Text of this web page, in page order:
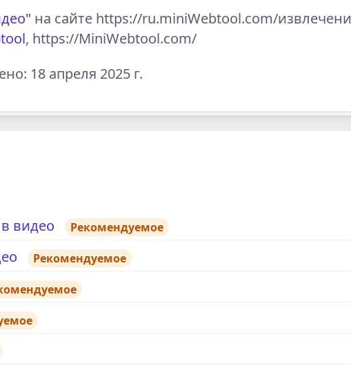
на сайте https://ru.miniWebtool.com/
, https://MiniWebtool.com/
18 апреля 2025 г.
видео Рекомендуемое
Рекомендуемое